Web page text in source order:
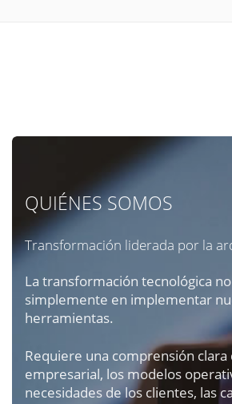
QUIÉNES SOMOS
Transformación liderada por la
La transformación tecnológica
herramientas.
Requiere una comprensión
empresarial, los modelos
necesidades de los clientes, las
tecnológicas y la preparación